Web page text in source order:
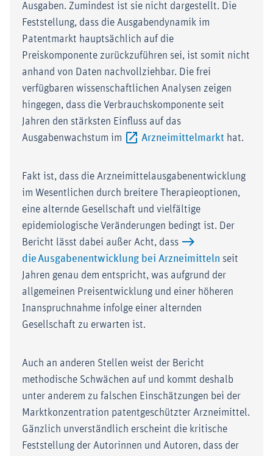
Ausgaben. Zumindest ist sie nicht dargestellt. Die
Feststellung, dass die Ausgabendynamik im
Patentmarkt hauptsächlich auf die
Preiskomponente zurückzuführen sei, ist somit nicht
anhand von Daten nachvollziehbar. Die frei
verfügbaren wissenschaftlichen Analysen zeigen
hingegen, dass die Verbrauchskomponente seit
Jahren den stärksten Einfluss auf das
Ausgabenwachstum im
Arzneimittelmarkt Externer-
hat.
Fakt ist, dass die Arzneimittelausgabenentwicklung
im Wesentlichen durch breitere Therapieoptionen,
eine alternde Gesellschaft und vielfältige
epidemiologische Veränderungen bedingt ist. Der
Bericht lässt dabei außer Acht, dass
die Ausgabenentwicklung bei Arzneimitteln seit
Jahren genau dem entspricht, was aufgrund der
allgemeinen Preisentwicklung und einer höheren
Inanspruchnahme infolge einer alternden
Gesellschaft zu erwarten ist.
Auch an anderen Stellen weist der Bericht
methodische Schwächen auf und kommt deshalb
unter anderem zu falschen Einschätzungen bei der
Marktkonzentration patentgeschützter Arzneimittel.
Gänzlich unverständlich erscheint die kritische
Feststellung der Autorinnen und Autoren, dass der